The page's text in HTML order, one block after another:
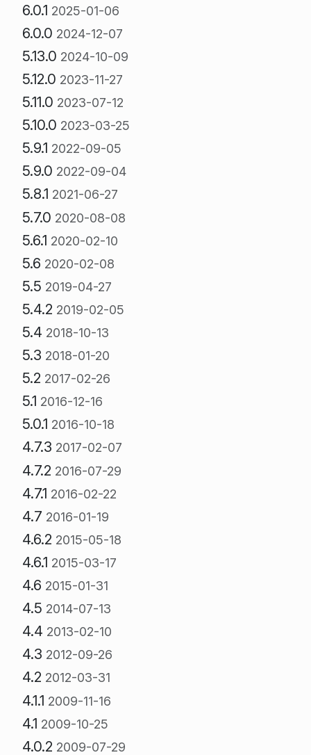
6.0.1 2025-01-06
6.0.0 2024-12-07
5.13.0 2024-10-09
5.12.0 2023-11-27
5.11.0 2023-07-12
5.10.0 2023-03-25
5.9.1 2022-09-05
5.9.0 2022-09-04
5.8.1 2021-06-27
5.7.0 2020-08-08
5.6.1 2020-02-10
5.6 2020-02-08
5.5 2019-04-27
5.4.2 2019-02-05
5.4 2018-10-13
5.3 2018-01-20
5.2 2017-02-26
5.1 2016-12-16
5.0.1 2016-10-18
4.7.3 2017-02-07
4.7.2 2016-07-29
4.7.1 2016-02-22
4.7 2016-01-19
4.6.2 2015-05-18
4.6.1 2015-03-17
4.6 2015-01-31
4.5 2014-07-13
4.4 2013-02-10
4.3 2012-09-26
4.2 2012-03-31
4.1.1 2009-11-16
4.1 2009-10-25
4.0.2 2009-07-29